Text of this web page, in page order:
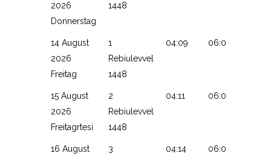
2026
Donnerstag
1448
14 August
2026
Freitag
1
Rebiulevvel
1448
04:09 06:05
15 August
2026
Freitagrtesi
2
Rebiulevvel
1448
04:11 06:07
16 August
3
04:14 06:08